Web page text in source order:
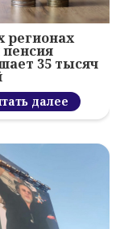
регионах
пенсия
35 тысяч
далее